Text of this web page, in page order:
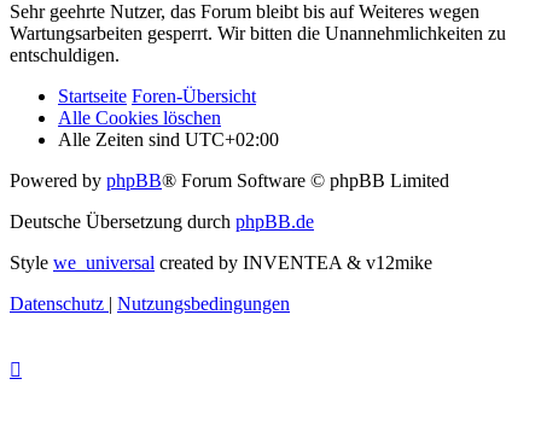
Sehr geehrte Nutzer, das Forum bleibt bis auf Weiteres wegen
Wartungsarbeiten gesperrt. Wir bitten die Unannehmlichkeiten zu
entschuldigen.
Startseite Foren-Übersicht
Alle Cookies löschen
Alle Zeiten sind UTC+02:00
Powered by phpBB® Forum Software © phpBB Limited
Deutsche Übersetzung durch phpBB.de
Style we_universal created by INVENTEA & v12mike
Datenschutz | Nutzungsbedingungen